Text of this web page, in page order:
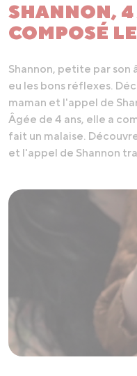
SHANNON, 4
COMPOSÉ
Shannon, petite par son
eu les bons réflexes.
maman et l'appel de
Âgée de 4 ans, elle a
fait un malaise.
et l'appel de Shannon